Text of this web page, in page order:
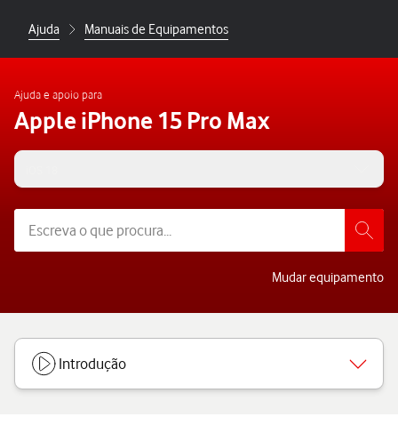
Ajuda Manuais de Equipamentos
Ajuda e apoio para
Apple iPhone 15 Pro Max
Mudar equipamento
Introdução